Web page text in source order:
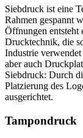
Siebdruck ist eine
Rahmen gespannt
Öffnungen entsteht
Drucktechnik, die
Industrie
aber auch
Siebdruck: Durch
Platzierung des
ausgerichtet.
Tampondruck